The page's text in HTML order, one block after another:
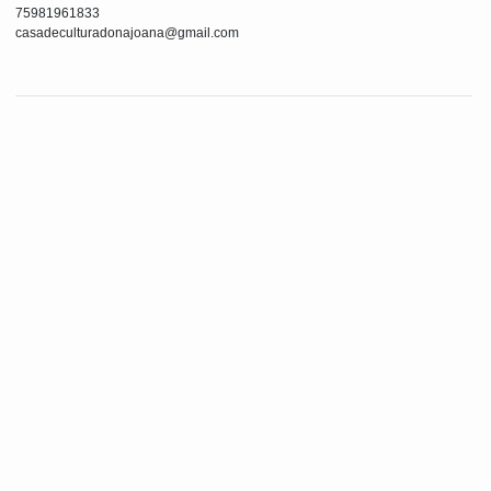
75981961833
casadeculturadonajoana@gmail.com